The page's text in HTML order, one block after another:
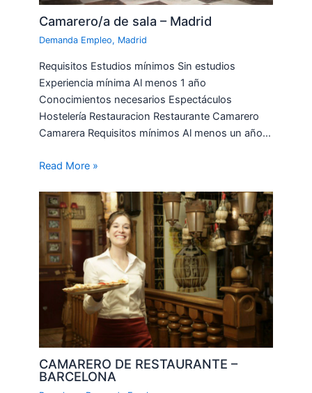
Camarero/a de sala – Madrid
Demanda Empleo, Madrid
Requisitos Estudios mínimos Sin estudios
Experiencia mínima Al menos 1 año
Conocimientos necesarios Espectáculos
Hostelería Restauracion Restaurante Camarero
Camarera Requisitos mínimos Al menos un año…
Read More »
CAMARERO DE RESTAURANTE –
BARCELONA